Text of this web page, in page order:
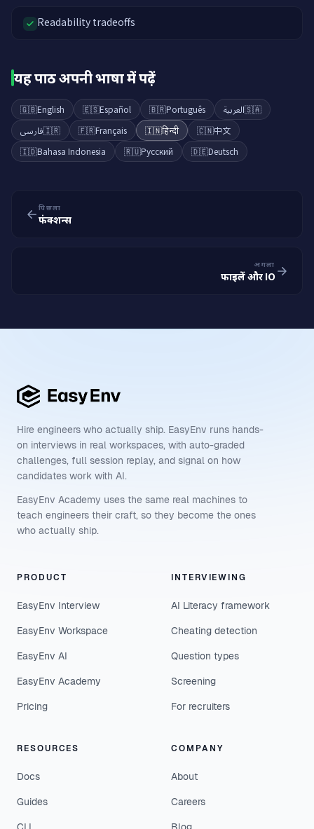
Readability tradeoffs
यह पाठ अपनी भाषा में पढ़ें
🇬🇧English 🇪🇸Español 🇧🇷Português 🇸🇦العربية
🇮🇷فارسی 🇫🇷Français 🇮🇳हिन्दी 🇨🇳中文
🇮🇩Bahasa Indonesia 🇷🇺Русский 🇩🇪Deutsch
पिछला
फंक्शन्स
अगला
फाइलें और IO
Hire engineers who actually ship. EasyEnv runs hands-
on interviews in real workspaces, with auto-graded
challenges, full session replay, and signal on how
candidates work with AI.
EasyEnv Academy uses the same real machines to
teach engineers their craft, so they become the ones
who actually ship.
PRODUCT
EasyEnv Interview
EasyEnv Workspace
EasyEnv AI
EasyEnv Academy
Pricing
INTERVIEWING
AI Literacy framework
Cheating detection
Question types
Screening
For recruiters
RESOURCES
Docs
Guides
COMPANY
About
Careers